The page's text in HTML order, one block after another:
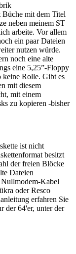
mit dem Titel
neben meinem ST
arbeite. Vor allem
ein paar Dateien
nutzen würde.
noch eine alte
eine 5,25”-Floppy
keine Rolle. Gibt es
mit diesem
mit einem
zu kopieren -bisher
ist nicht
besitzt
der freien Blöcke
Dateien
Kabel
oder Resco
erfahren Sie
der 64'er, unter der